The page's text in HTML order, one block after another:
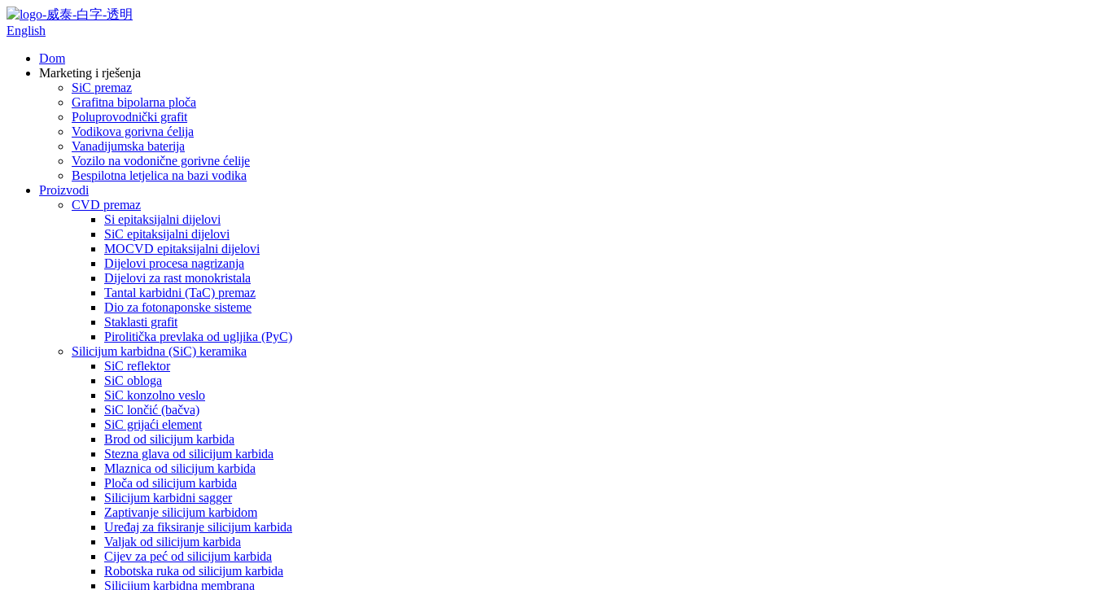
English
Dom
Marketing i rješenja
SiC premaz
Grafitna bipolarna ploča
Poluprovodnički grafit
Vodikova gorivna ćelija
Vanadijumska baterija
Vozilo na vodonične gorivne ćelije
Bespilotna letjelica na bazi vodika
Proizvodi
CVD premaz
Si epitaksijalni dijelovi
SiC epitaksijalni dijelovi
MOCVD epitaksijalni dijelovi
Dijelovi procesa nagrizanja
Dijelovi za rast monokristala
Tantal karbidni (TaC) premaz
Dio za fotonaponske sisteme
Staklasti grafit
Pirolitička prevlaka od ugljika (PyC)
Silicijum karbidna (SiC) keramika
SiC reflektor
SiC obloga
SiC konzolno veslo
SiC lončić (bačva)
SiC grijaći element
Brod od silicijum karbida
Stezna glava od silicijum karbida
Mlaznica od silicijum karbida
Ploča od silicijum karbida
Silicijum karbidni sagger
Zaptivanje silicijum karbidom
Uređaj za fiksiranje silicijum karbida
Valjak od silicijum karbida
Cijev za peć od silicijum karbida
Robotska ruka od silicijum karbida
Silicijum karbidna membrana